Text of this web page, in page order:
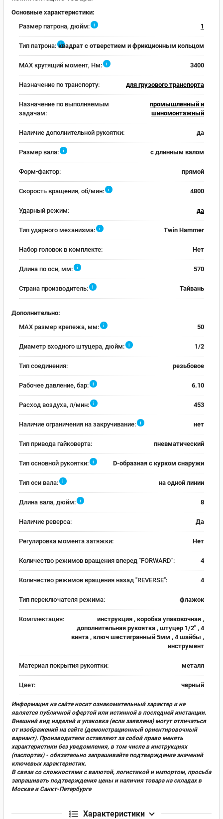
Основные характеристики:
Размер патрона, дюйм:
i 1
Тип патрона: i
квадрат с отверстием и фрикционным кольцом
MAX крутящий момент, Нм: i 3400
Назначение по транспорту: для грузового транспорта
Назначение по выполняемым
задачам:
промышленный и
шиномонтажный
Наличие дополнительной рукоятки: да
Размер вала: i с длинным валом
Форм-фактор: прямой
Скорость вращения, об/мин: i 4800
Ударный режим: да
Тип ударного механизма: i Twin Hammer
Набор головок в комплекте: Нет
Длина по оси, мм: i 570
Страна производитель: i Тайвань
Дополнительно:
MAX размер крепежа, мм:
i 50
Диаметр входного штуцера, дюйм: i 1/2
Тип соединения: резьбовое
Рабочее давление, бар: i 6.10
Расход воздуха, л/мин: i 453
Наличие ограничения на закручивание: i нет
Тип привода гайковерта: пневматический
Тип основной рукоятки: i D-образная с курком снаружи
Тип оси вала: i на одной линии
Длина вала, дюйм: i 8
Наличие реверса: Да
Регулировка момента затяжки: Нет
Количество режимов вращения вперед "FORWARD": 4
Количество режимов вращения назад "REVERSE": 4
Тип переключателя режима: флажок
Комплектация:
инструкция , коробка упаковочная ,
дополнительная рукоятка , штуцер 1/2" , 4
винта , ключ шестигранный 5мм , 4 шайбы ,
инструмент
Материал покрытия рукоятки: металл
Цвет: черный
Информация на сайте носит ознакомительный характер и не
является публичной офертой или истинной в последней инстанции.
Внешний вид изделий и упаковка (если заявлена) могут отличаться
от изображений на сайте (демонстрационный ориентировочный
вариант). Производители оставляют за собой право менять
характеристики без уведомления, в том числе в инструкциях
(паспортах) - обязательно запрашивайте подтверждение значений
ключевых характеристик.
В связи со сложностями с валютой, логистикой и импортом, просьба
запрашивать подтверждения цены и наличия товара на складах в
Москве и Санкт-Петербурге
Характеристики